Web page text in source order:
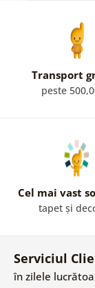
Transport
peste
Cel mai vast
tapet și
Serviciul
în zilele